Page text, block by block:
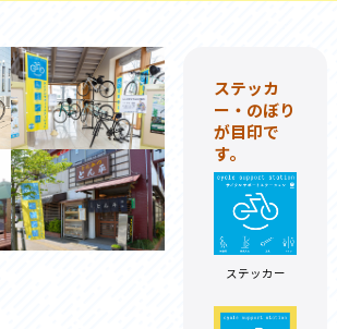
ステッカ
ー・のぼり
が目印で
す。
ステッカー